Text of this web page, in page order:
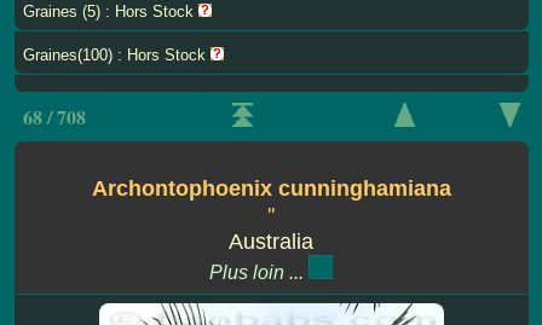
Graines (5) : Hors Stock
Graines(100) : Hors Stock
68 / 708
Archontophoenix cunninghamiana
''
Australia
Plus loin ...